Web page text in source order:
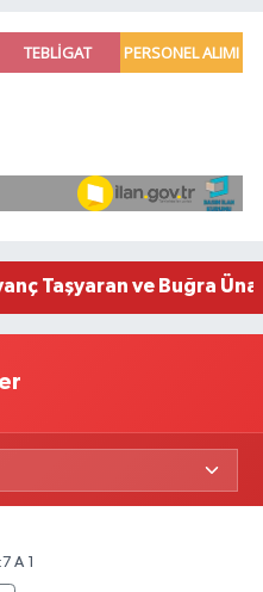
operasyonunda 190
Taşyaran ve Buğra
A 1